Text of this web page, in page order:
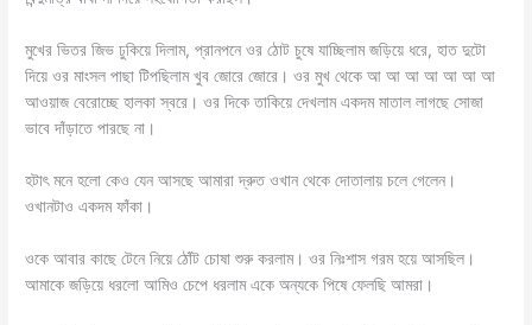
মুখের ভিতর জিভ ঢুকিয়ে দিলাম, প্রানপনে ওর ঠোট চুষে যাচ্ছিলাম জড়িয়ে ধরে, হাত দুটো
দিয়ে ওর মাংসল পাছা টিপছিলাম খুব জোরে জোরে। ওর মুখ থেকে আ আ আ আ আ আ আ
আওয়াজ বেরোচ্ছে হালকা স্বরে। ওর দিকে তাকিয়ে দেখলাম একদম মাতাল লাগছে সোজা
ভাবে দাঁড়াতে পারছে না।
হটাৎ মনে হলো কেও যেন আসছে আমারা দ্রুত ওখান থেকে দোতালায় চলে গেলেন।
ওখানটাও একদম ফাঁকা।
ওকে আবার কাছে টেনে নিয়ে ঠোঁট চোষা শুরু করলাম। ওর নিঃশাস গরম হয়ে আসছিল।
আমাকে জড়িয়ে ধরলো আমিও চেপে ধরলাম একে অন্যকে পিষে ফেলছি আমরা।